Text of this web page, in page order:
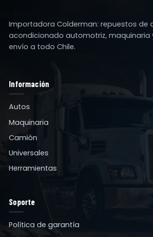
Importadora Colderman: repuestos de
acondicionado automotriz, maquinaria
envío a todo Chile.
Información
Autos
Maquinaria
Camión
Universales
Herramientas
Soporte
Política de garantía